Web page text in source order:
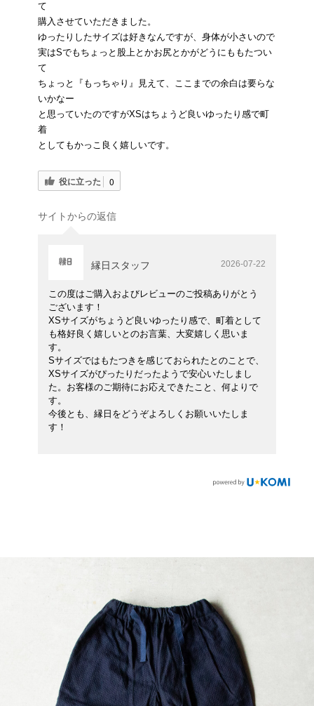
て
購入させていただきました。
ゆったりしたサイズは好きなんですが、身体が小さいので
実はSでもちょっと股上とかお尻とかがどうにももたつい
て
ちょっと『もっちゃり』見えて、ここまでの余白は要らな
いかなー
と思っていたのですがXSはちょうど良いゆったり感で町
着
としてもかっこ良く嬉しいです。
役に立った 0
サイトからの返信
縁日スタッフ 2026-07-22
この度はご購入およびレビューのご投稿ありがとう
ございます！
XSサイズがちょうど良いゆったり感で、町着として
も格好良く嬉しいとのお言葉、大変嬉しく思いま
す。
Sサイズではもたつきを感じておられたとのことで、
XSサイズがぴったりだったようで安心いたしまし
た。お客様のご期待にお応えできたこと、何よりで
す。
今後とも、縁日をどうぞよろしくお願いいたしま
す！